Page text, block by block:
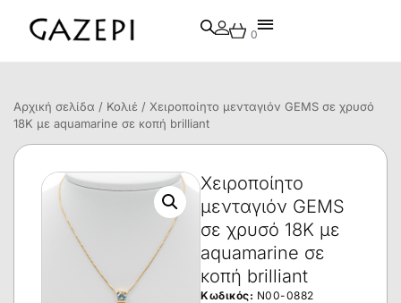
0
Αρχική σελίδα / Κολιέ / Χειροποίητο μενταγιόν GEMS σε χρυσό
18Κ με aquamarine σε κοπή brilliant
Χειροποίητο
μενταγιόν GEMS
σε χρυσό 18Κ με
aquamarine σε
κοπή brilliant
Κωδικός: N00-0882